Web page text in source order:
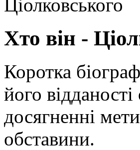
Хто він -
Коротка
його відданості
досягненні
обставини.